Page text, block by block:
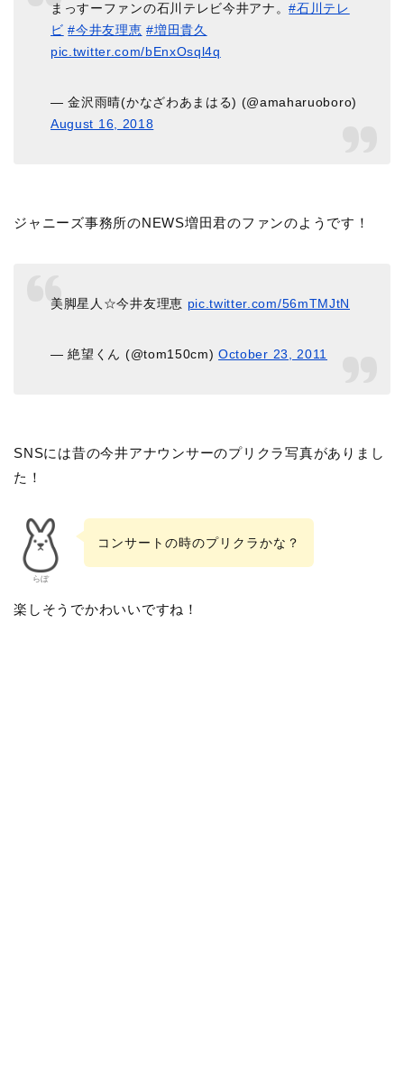
まっすーファンの石川テレビ今井アナ。#石川テレ
ビ #今井友理恵 #増田貴久
pic.twitter.com/bEnxOsql4q
— 金沢雨晴(かなざわあまはる) (@amaharuoboro)
August 16, 2018
ジャニーズ事務所のNEWS増田君のファンのようです！
美脚星人☆今井友理恵 pic.twitter.com/56mTMJtN
— 絶望くん (@tom150cm)October 23, 2011
SNSには昔の今井アナウンサーのプリクラ写真がありまし
た！
らぼ
コンサートの時のプリクラかな？
楽しそうでかわいいですね！